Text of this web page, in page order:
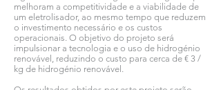
melhoram a competitividade e a viabilidade de
um eletrolisador, ao mesmo tempo que reduzem
o investimento necessário e os custos
operacionais. O objetivo do projeto será
impulsionar a tecnologia e o uso de hidrogénio
renovável, reduzindo o custo para cerca de € 3 /
kg de hidrogénio renovável.